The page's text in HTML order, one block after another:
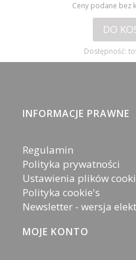
Ceny podane bez
DO
Dostępność:
Linki w stopce
INFORMACJE PRAWNE
Regulamin
Polityka prywatności
Ustawienia plików
Polityka cookie's
Newsletter - wersja
MOJE KONTO